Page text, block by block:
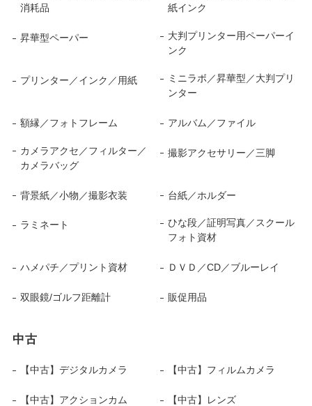
消耗品
紙インク
昇華型ペーパー
大判プリンター用ペーパーイ
ンク
プリンター／インク／用紙
ミニラボ／昇華型／大判プリ
ンター
額縁／フォトフレーム アルバム／ファイル
カメラアクセ／フィルター／
カメラバッグ
撮影アクセサリー／三脚
背景紙／小物／撮影衣装 台紙／ホルダー
ラミネート
ひな段／証明写真／スクール
フォト資材
ハメパチ／プリント資材 ＤＶＤ／CD／ブルーレイ
双眼鏡/ゴルフ距離計 販促用品
中古
【中古】デジタルカメラ 【中古】フィルムカメラ
【中古】アクションカム 【中古】レンズ